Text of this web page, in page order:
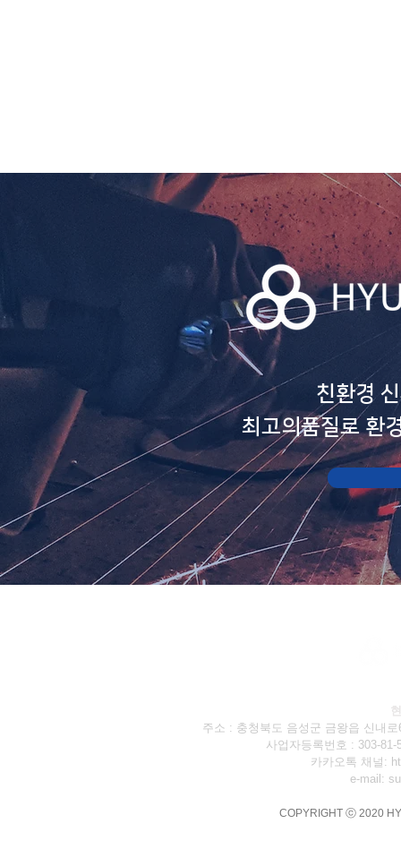
친환경
최고의품질로 환
주소 : 충청북도 음성군 금왕읍 신
사업자등록번호 : 303-
카카오톡 채널:
e-mail:
COPYRIGHT ⓒ 2020